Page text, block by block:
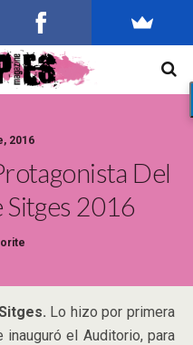
2016
Del
2016
Lo hizo por primera
el Auditorio, para